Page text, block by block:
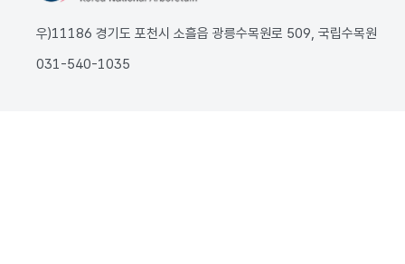
우)11186 경기도 포천시 소흘읍 광릉수목원로 509, 국립수목원
031-540-1035